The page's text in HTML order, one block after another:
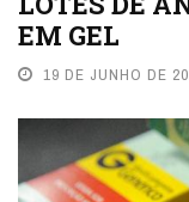
EM GEL
19 DE JUNHO DE